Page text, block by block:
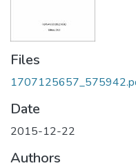
Files
Date
2015-12-22
Authors